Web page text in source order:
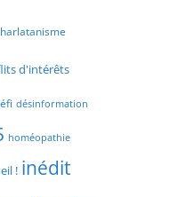
d'intérêts
désinformation
homéopathie
! inédit